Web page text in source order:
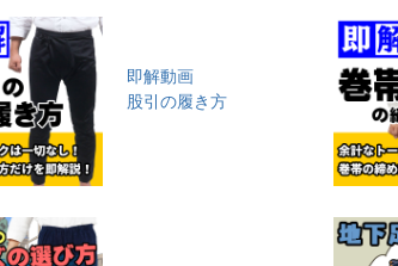
即解動画
股引の履き方